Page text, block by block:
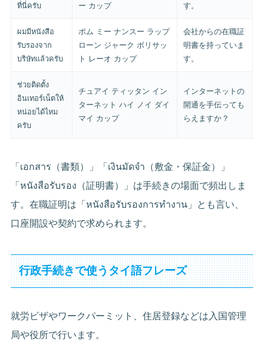
ที่นี่ครับ
ー カップ
す。
ผมมีหนังสือ
รับรองจาก
บริษัทแล้วครับ
ポム ミー ナンスー ラップ
ローン ジャーク ボリサッ
ト レーオ カップ
会社からの在職証
明書を持っていま
す。
ช่วยติดตั้ง
อินเทอร์เน็ตให้
หน่อยได้ไหม
ครับ
チュアイ ティッタン イン
ターネット ハイ ノイ ダイ
マイ カップ
インターネットの
開通を手伝っても
らえますか？
「เอกสาร（書類）」「เงินมัดจำ（敷金・保証金）」
「หนังสือรับรอง（証明書）」は手続きの場面で頻出しま
す。在職証明は「หนังสือรับรองการทำงาน」とも言い、
口座開設や契約で求められます。
行政手続きで使うタイ語フレーズ
就労ビザやワークパーミット、住居登録などは入国管理
局や役所で行います。